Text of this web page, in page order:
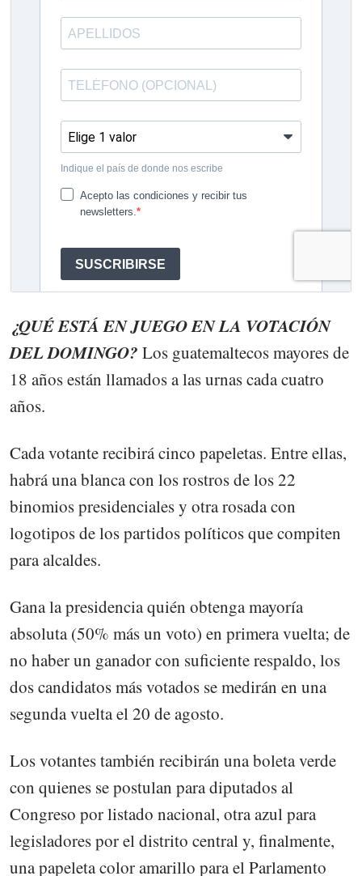
¿QUÉ ESTÁ EN JUEGO EN LA VOTACIÓN
DEL DOMINGO? Los guatemaltecos mayores de
18 años están llamados a las urnas cada cuatro
años.
Cada votante recibirá cinco papeletas. Entre ellas,
habrá una blanca con los rostros de los 22
binomios presidenciales y otra rosada con
logotipos de los partidos políticos que compiten
para alcaldes.
Gana la presidencia quién obtenga mayoría
absoluta (50% más un voto) en primera vuelta; de
no haber un ganador con suficiente respaldo, los
dos candidatos más votados se medirán en una
segunda vuelta el 20 de agosto.
Los votantes también recibirán una boleta verde
con quienes se postulan para diputados al
Congreso por listado nacional, otra azul para
legisladores por el distrito central y, finalmente,
una papeleta color amarillo para el Parlamento